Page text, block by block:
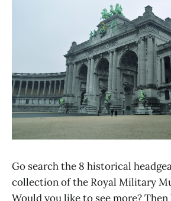
Go search the 8 historical
collection of the Royal Military
Would you like to see more?